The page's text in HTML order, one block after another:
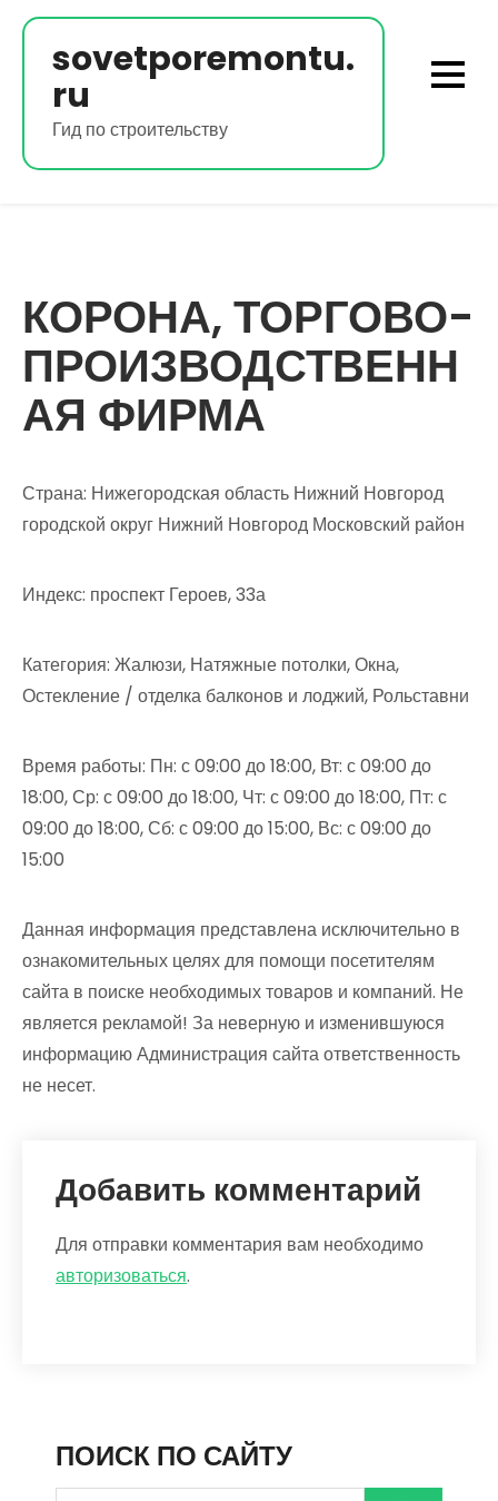
Перейти
содержимомуsovetporemontu.
ru
Гид по строительству
КОРОНА, ТОРГОВО-
ПРОИЗВОДСТВЕНН
АЯ ФИРМА
Страна: Нижегородская область Нижний Новгород
городской округ Нижний Новгород Московский район
Индекс: проспект Героев, 33а
Категория: Жалюзи, Натяжные потолки, Окна,
Остекление / отделка балконов и лоджий, Рольставни
Время работы: Пн: с 09:00 до 18:00, Вт: с 09:00 до
18:00, Ср: с 09:00 до 18:00, Чт: с 09:00 до 18:00, Пт: с
09:00 до 18:00, Сб: с 09:00 до 15:00, Вс: с 09:00 до
15:00
Данная информация представлена исключительно в
ознакомительных целях для помощи посетителям
сайта в поиске необходимых товаров и компаний. Не
является рекламой! За неверную и изменившуюся
информацию Администрация сайта ответственность
не несет.
Добавить комментарий
Для отправки комментария вам необходимо
авторизоваться.
ПОИСК ПО САЙТУ